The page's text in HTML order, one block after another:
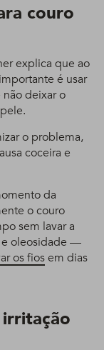
couro
explica que ao
é usar
deixar o
o problema,
coceira e
da
o couro
sem lavar a
e oleosidade —
os fiosem dias